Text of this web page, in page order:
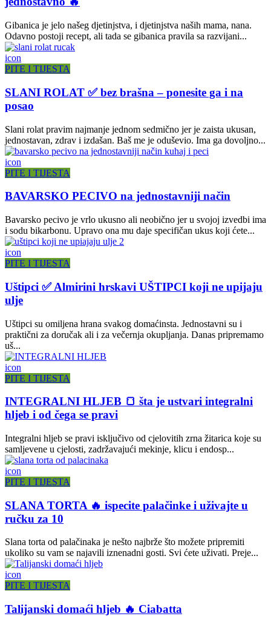
Gibanica je jelo našeg djetinjstva, i djetinjstva naših mama, nana.
Odavno postoji recept, ali tada se gibanica pravila sa razvijani...
icon
PITE I TIJESTA
SLANI ROLAT ✅ bez brašna – ponesite ga i na
posao
Slani rolat pravim najmanje jednom sedmično jer je zaista ukusan,
jednostavan, zdrav i izdašan. Baš me je oduševio. Ima ga dovoljno...
icon
PITE I TIJESTA
BAVARSKO PECIVO na jednostavniji način
Bavarsko pecivo je vrlo ukusno ali neobično jer u svojoj izvedbi ima
i sodu bikarbonu. Upravo ona mu daje specifičan ukus koji ćete...
icon
PITE I TIJESTA
Uštipci ✅ Almirini hrskavi UŠTIPCI koji ne upijaju
ulje
Uštipci su omiljena hrana svakog domaćinsta. Jednostavni su i
praktični za doručak ali i za večernja okupljanja. Danas pripremamo
uš...
icon
PITE I TIJESTA
INTEGRALNI HLJEB 🍞 šta je ustvari integralni
hljeb i od čega se pravi
Integralni hljeb se pravi isključivo od cjelovitih zrna žitarica koje su
samljevene u cjelosti, zadržavajući mekinje, klicu i endosp...
icon
PITE I TIJESTA
SLANA TORTA 🔥 ispecite palačinke i uživajte u
ručku za 10
Slana torta od palačinaka je nešto najbrže što možete pripremiti
ukoliko su vam se najavili iznenadni gosti. Svi ćete uživati. Preje...
icon
PITE I TIJESTA
Talijanski domaći hljeb 🔥 Ciabatta